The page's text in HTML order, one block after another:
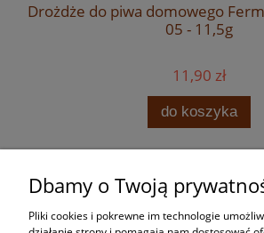
Drożdże do piwa domowego
05 - 11,5g
11,90 zł
do koszyka
Zakupy
Dbamy o Twoją
Pliki cookies i pokrewne im technologie